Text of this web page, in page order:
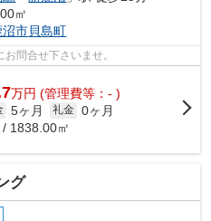
㎡
沼市貝島町
問合せ下さいませ。
万円 (管理費等：- )
5ヶ月 礼金 0ヶ月
1838.00㎡
グ